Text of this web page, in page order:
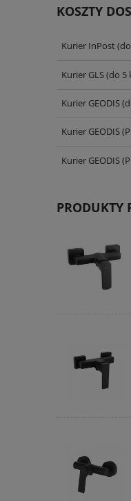
KOSZTY
Kurier InPost(do
Kurier GLS(do 5
Kurier GEODIS
Kurier GEODIS
Kurier GEODIS
PRODUKTY